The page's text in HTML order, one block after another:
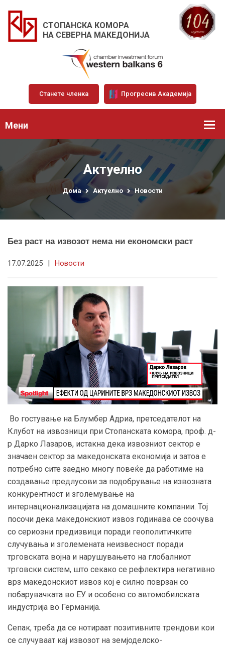
СТОПАНСКА КОМОРА
НА СЕВЕРНА МАКЕДОНИЈА
Станете членка Прогресив Академија
Мени
Актуелно
Дома Актуелно Новости
Без раст на извозот нема ни економски раст
17.07.2025 | Новости
Во гостување на Блумбер Адриа, претседателот на
Клубот на извозници при Стопанската комора, проф. д-
р Дарко Лазаров, истакна дека извозниот сектор е
значаен сектор за македонската економија и затоа е
потребно сите заедно многу повеќе да работиме на
создавање предлусови за подобрување на извозната
конкурентност и зголемување на
интернационализацијата на домашните компании. Тој
посочи дека македонскиот извоз годинава се соочува
со сериозни предизвици поради геополитичките
случувања и зголемената неизвесност поради
трговската војна и нарушувањето на глобалниот
трговски систем, што секако се рефлектира негативно
врз македонскиот извоз кој е силно поврзан со
побарувачката во ЕУ и особено со автомобилската
индустрија во Германија.
Сепак, треба да се нотираат позитивните трендови кои
се случуваат кај извозот на земјоделско-